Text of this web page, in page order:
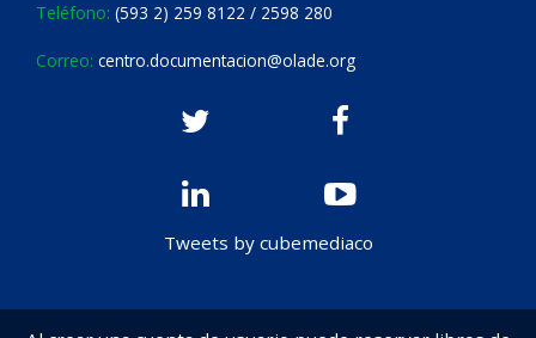
Teléfono: (593 2) 259 8122 / 2598 280
Correo: centro.documentacion@olade.org
Tweets by cubemediaco